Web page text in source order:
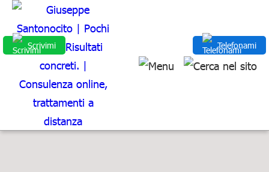
Scrivimi Telefonami